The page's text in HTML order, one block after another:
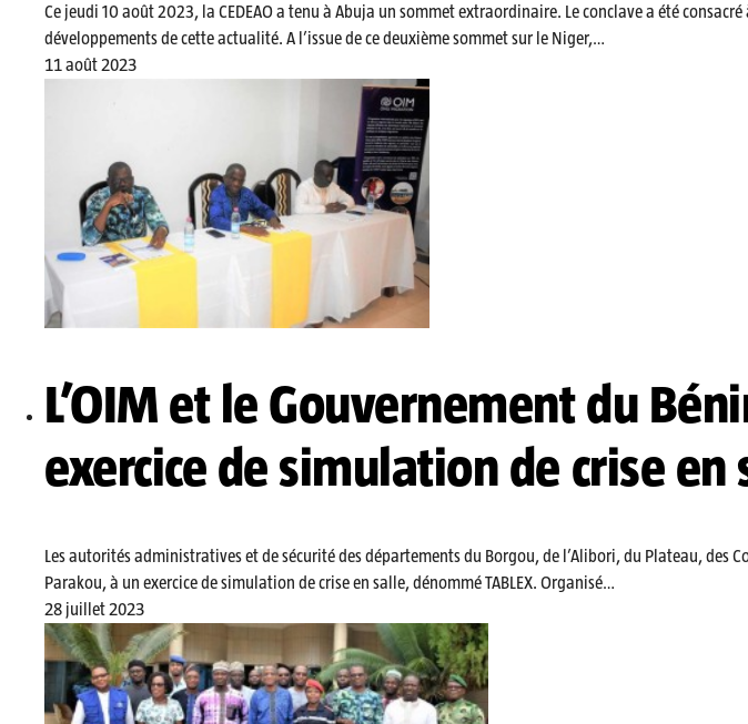
Ce jeudi 10 août 2023, la CEDEAO a tenu à Abuja un sommet extraordinaire. Le conclave a été
développements de cette actualité. A l’issue de ce deuxième sommet sur le Niger,…
11 août 2023
L’OIM et le Gouvernement du
exercice de simulation de crise
Les autorités administratives et de sécurité des départements du Borgou, de l’Alibori, du Plateau, des
Parakou, à un exercice de simulation de crise en salle, dénommé TABLEX. Organisé…
28 juillet 2023